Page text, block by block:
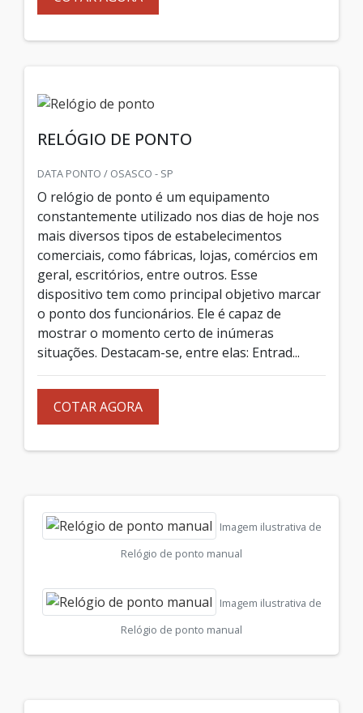
RELÓGIO DE PONTO
DATA PONTO / OSASCO - SP
O relógio de ponto é um equipamento
constantemente utilizado nos dias de hoje nos
mais diversos tipos de estabelecimentos
comerciais, como fábricas, lojas, comércios em
geral, escritórios, entre outros. Esse
dispositivo tem como principal objetivo marcar
o ponto dos funcionários. Ele é capaz de
mostrar o momento certo de inúmeras
situações. Destacam-se, entre elas: Entrad...
COTAR AGORA
Imagem ilustrativa de
Relógio de ponto manual
Imagem ilustrativa de
Relógio de ponto manual